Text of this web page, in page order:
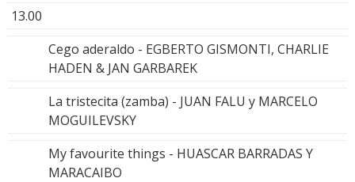
13.00
Cego aderaldo - EGBERTO GISMONTI, CHARLIE
HADEN & JAN GARBAREK
La tristecita (zamba) - JUAN FALU y MARCELO
MOGUILEVSKY
My favourite things - HUASCAR BARRADAS Y
MARACAIBO